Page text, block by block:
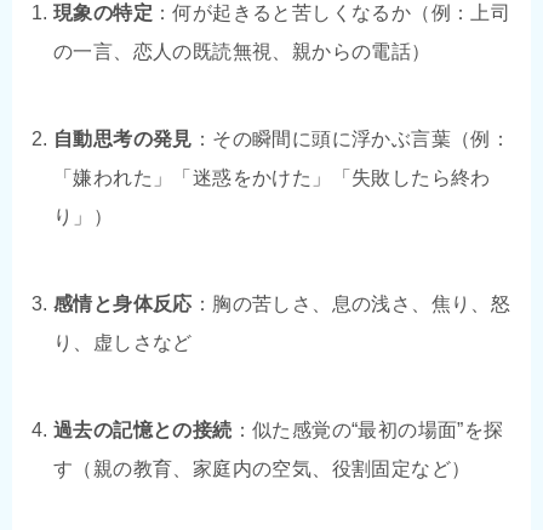
現象の特定 ：何が起きると苦しくなるか（例：上司
の一言、恋人の既読無視、親からの電話）
自動思考の発見 ：その瞬間に頭に浮かぶ言葉（例：
「嫌われた」「迷惑をかけた」「失敗したら終わ
り」）
感情と身体反応 ：胸の苦しさ、息の浅さ、焦り、怒
り、虚しさなど
過去の記憶との接続 ：似た感覚の“最初の場面”を探
す（親の教育、家庭内の空気、役割固定など）